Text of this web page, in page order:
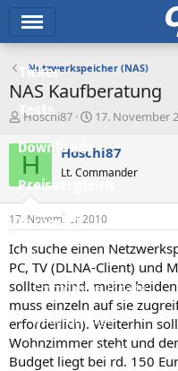
Ticker
Tests
Downloads
Preisvergleich
Forum
Aktuelles
Empfohlene Inhalte
Neue Beiträge
Neueste Aktivitäten
Netzwerkspeicher (NAS)
NAS Kaufberatung
E
s
t
e
e
r
Hoschi87
E
s
e
l
t
a
m
17. November
H Hoschi87
Lt. Commander
17. November 2010
Ich suche einen
PC, TV (DLNA-Client) und
sollten mind. meine
muss einzeln auf sie
erforderlich). Weiterhin
Wohnzimmer steht und
Budget liegt bei rd. 150